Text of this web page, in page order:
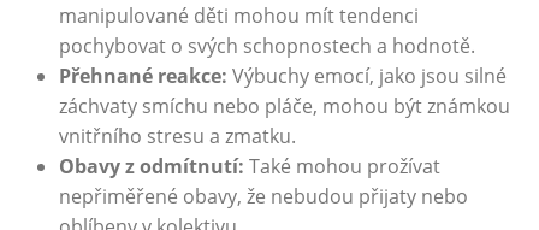
manipulované děti mohou mít tendenci
pochybovat o svých schopnostech a hodnotě.
Přehnané reakce: Výbuchy emocí, jako jsou silné
záchvaty smíchu nebo pláče, mohou být známkou
vnitřního stresu a zmatku.
Obavy z odmítnutí: Také mohou prožívat
nepřiměřené obavy, že nebudou přijaty nebo